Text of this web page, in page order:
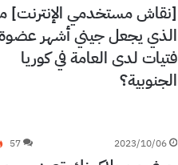
[نقاش مستخدمي الإنترنت]
الذي يجعل جيني أشهر
فتيات لدى العامة في كوريا
الجنوبية؟
2023/10/06
57